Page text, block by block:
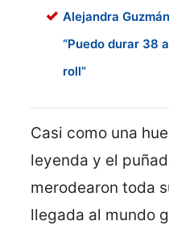
Alejandra
“Puedo durar 38
roll”
Casi como una
leyenda y el
merodearon toda
llegada al mundo